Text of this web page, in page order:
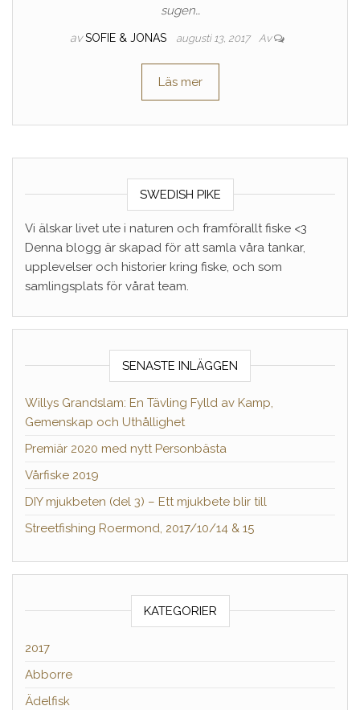
sugen…
av SOFIE & JONAS augusti 13, 2017 Av
Läs mer
SWEDISH PIKE
Vi älskar livet ute i naturen och framförallt fiske <3
Denna blogg är skapad för att samla våra tankar,
upplevelser och historier kring fiske, och som
samlingsplats för vårat team.
SENASTE INLÄGGEN
Willys Grandslam: En Tävling Fylld av Kamp,
Gemenskap och Uthållighet
Premiär 2020 med nytt Personbästa
Vårfiske 2019
DIY mjukbeten (del 3) – Ett mjukbete blir till
Streetfishing Roermond, 2017/10/14 & 15
KATEGORIER
2017
Abborre
Ädelfisk